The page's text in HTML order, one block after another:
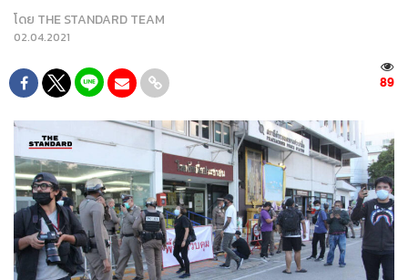
โดย THE STANDARD TEAM
02.04.2021
89